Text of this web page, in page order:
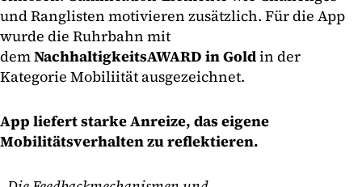
und Ranglisten motivieren zusätzlich. Für die App
wurde die Ruhrbahn mit
demNachhaltigkeitsAWARD in Goldin der
Kategorie Mobiliität ausgezeichnet.
App liefert starke Anreize, das eigene
Mobilitätsverhalten zu reflektieren.